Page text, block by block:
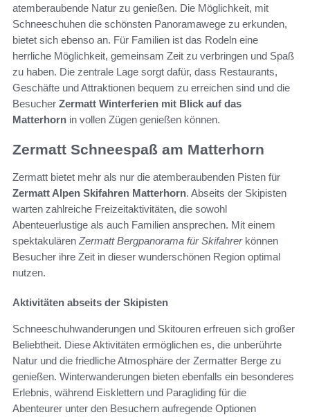
atemberaubende Natur zu genießen. Die Möglichkeit, mit
Schneeschuhen die schönsten Panoramawege zu erkunden,
bietet sich ebenso an. Für Familien ist das Rodeln eine
herrliche Möglichkeit, gemeinsam Zeit zu verbringen und Spaß
zu haben. Die zentrale Lage sorgt dafür, dass Restaurants,
Geschäfte und Attraktionen bequem zu erreichen sind und die
Besucher Zermatt Winterferien mit Blick auf das
Matterhorn in vollen Zügen genießen können.
Zermatt Schneespaß am Matterhorn
Zermatt bietet mehr als nur die atemberaubenden Pisten für
Zermatt Alpen Skifahren Matterhorn. Abseits der Skipisten
warten zahlreiche Freizeitaktivitäten, die sowohl
Abenteuerlustige als auch Familien ansprechen. Mit einem
spektakulärenZermatt Bergpanorama für Skifahrerkönnen
Besucher ihre Zeit in dieser wunderschönen Region optimal
nutzen.
Aktivitäten abseits der Skipisten
Schneeschuhwanderungen und Skitouren erfreuen sich großer
Beliebtheit. Diese Aktivitäten ermöglichen es, die unberührte
Natur und die friedliche Atmosphäre der Zermatter Berge zu
genießen. Winterwanderungen bieten ebenfalls ein besonderes
Erlebnis, während Eisklettern und Paragliding für die
Abenteurer unter den Besuchern aufregende Optionen